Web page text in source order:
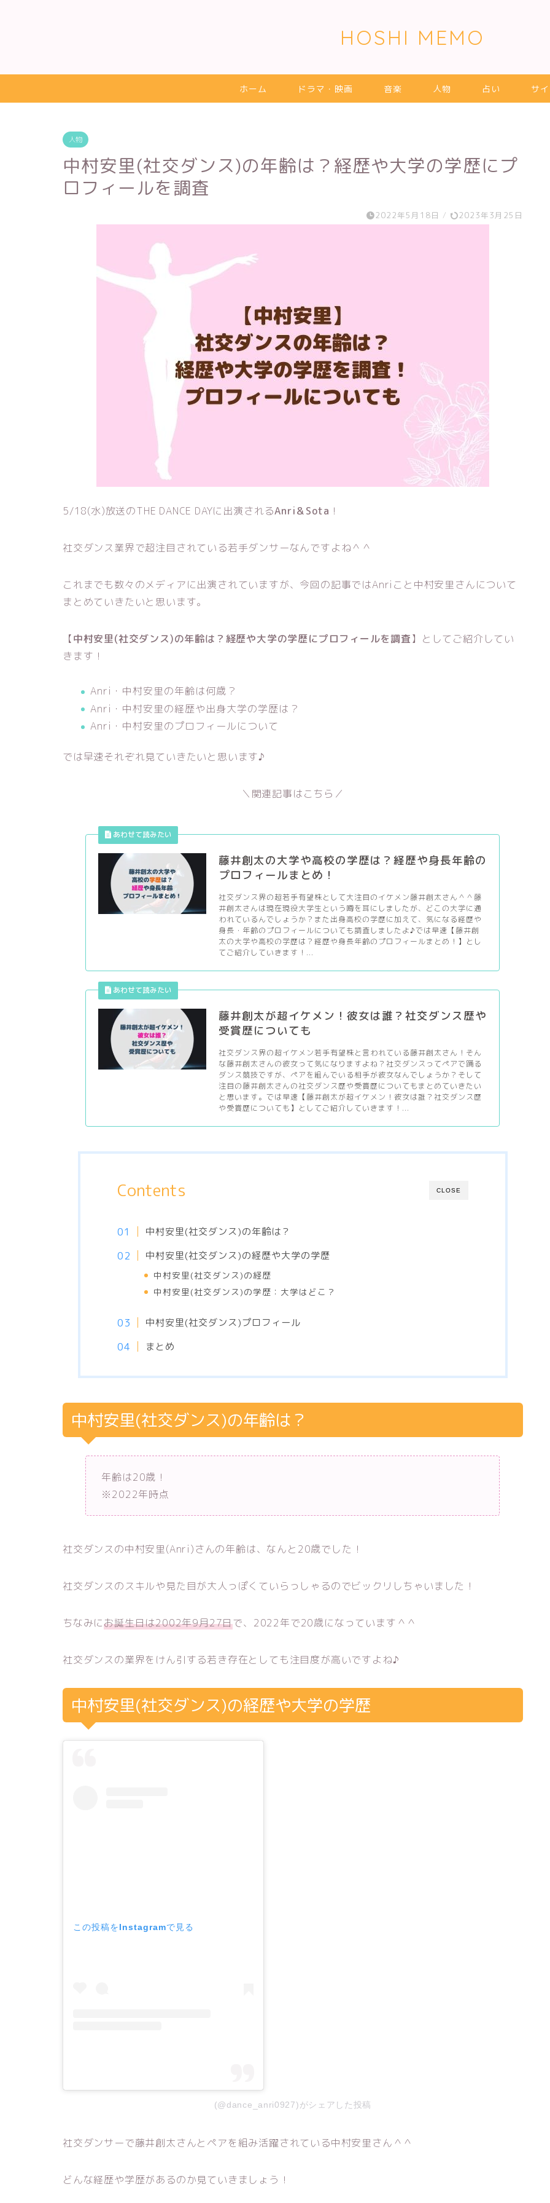
HOSHI MEMO
ホーム ドラマ・映画 音楽 人物 占い サ
人物
中村安里(社交ダンス)の年齢は？経歴や大学の学歴にプ
ロフィールを調査
2022年5月18日 / 2023年3月25日
5/18(水)放送のTHE DANCE DAYに出演されるAnri＆Sota ！
社交ダンス業界で超注目されている若手ダンサーなんですよね＾＾
これまでも数々のメディアに出演されていますが、今回の記事ではAnriこと中村安里さんについて
まとめていきたいと思います。
【中村安里(社交ダンス)の年齢は？経歴や大学の学歴にプロフィールを調査】としてご紹介してい
きます！
Anri・中村安里の年齢は何歳？
Anri・中村安里の経歴や出身大学の学歴は？
Anri・中村安里のプロフィールについて
では早速それぞれ見ていきたいと思います♪
＼関連記事はこちら／
藤井創太の大学や高校の学歴は？経歴や身長年齢の
プロフィールまとめ！
社交ダンス界の超若手有望株として大注目のイケメン藤井創太さん＾＾藤
井創太さんは現在現役大学生という噂を耳にしましたが、どこの大学に通
われているんでしょうか？また出身高校の学歴に加えて、気になる経歴や
身長・年齢のプロフィールについても調査しましたよ♪では早速【藤井創
太の大学や高校の学歴は？経歴や身長年齢のプロフィールまとめ！】とし
てご紹介していきます！...
藤井創太が超イケメン！彼女は誰？社交ダンス歴や
受賞歴についても
社交ダンス界の超イケメン若手有望株と言われている藤井創太さん！そん
な藤井創太さんの彼女って気になりますよね？社交ダンスってペアで踊る
ダンス競技ですが、ペアを組んでいる相手が彼女なんでしょうか？そして
注目の藤井創太さんの社交ダンス歴や受賞歴についてもまとめていきたい
と思います。では早速【藤井創太が超イケメン！彼女は誰？社交ダンス歴
や受賞歴についても】としてご紹介していきます！...
CLOSE
Contents
中村安里(社交ダンス)の年齢は？
中村安里(社交ダンス)の経歴や大学の学歴
中村安里(社交ダンス)の経歴
中村安里(社交ダンス)の学歴：大学はどこ？
中村安里(社交ダンス)プロフィール
まとめ
中村安里(社交ダンス)の年齢は？
年齢は20歳！
※2022年時点
社交ダンスの中村安里(Anri)さんの年齢は、なんと20歳でした！
社交ダンスのスキルや見た目が大人っぽくていらっしゃるのでビックリしちゃいました！
ちなみにお誕生日は2002年9月27日で、2022年で20歳になっています＾＾
社交ダンスの業界をけん引する若き存在としても注目度が高いですよね♪
中村安里(社交ダンス)の経歴や大学の学歴
この投稿をInstagramで見る
(@dance_anri0927)がシェアした投稿
社交ダンサーで藤井創太さんとペアを組み活躍されている中村安里さん＾＾
どんな経歴や学歴があるのか見ていきましょう！